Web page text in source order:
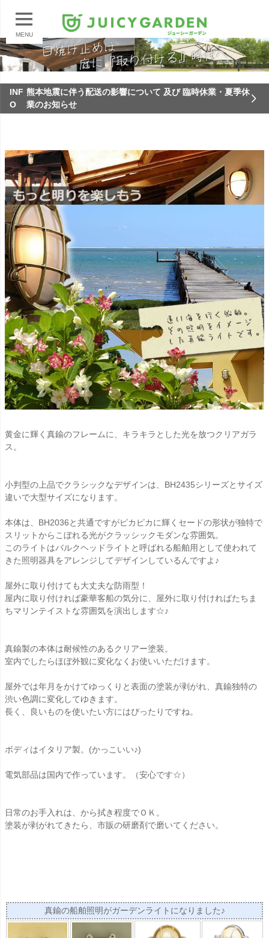
MENU
INF
O
熊本地震に伴う配送の影響について 及び 臨時休業・夏季休
業のお知らせ
黄金に輝く真鍮のフレームに、キラキラとした光を放つクリアガラ
ス。
小判型の上品でクラシックなデザインは、BH2435シリーズとサイズ
違いで大型サイズになります。
本体は、BH2036と共通ですがピカピカに輝くセードの形状が独特で
スリットからこぼれる光がクラッシックモダンな雰囲気。
このライトはバルクヘッドライトと呼ばれる船舶用として使われて
きた照明器具をアレンジしてデザインしているんですよ♪
屋外に取り付けても大丈夫な防雨型！
屋内に取り付ければ豪華客船の気分に、屋外に取り付ければたちま
ちマリンテイストな雰囲気を演出します☆♪
真鍮製の本体は耐候性のあるクリアー塗装。
室内でしたらほぼ外観に変化なくお使いいただけます。
屋外では年月をかけてゆっくりと表面の塗装が剥がれ、真鍮独特の
渋い色調に変化してゆきます。
長く、良いものを使いたい方にはぴったりですね。
ボディはイタリア製。(かっこいい♪)
電気部品は国内で作っています。（安心です☆）
日常のお手入れは、から拭き程度でＯＫ。
塗装が剥がれてきたら、市販の研磨剤で磨いてください。
真鍮の船舶照明がガーデンライトになりました♪